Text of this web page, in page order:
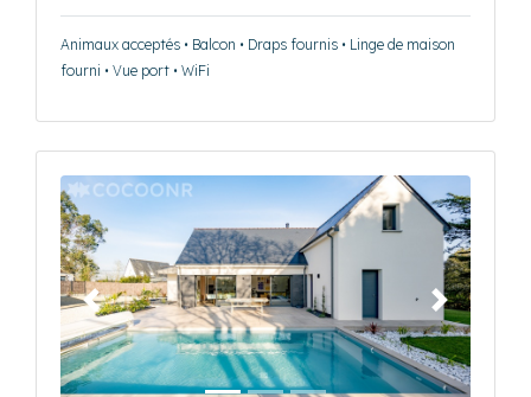
Animaux acceptés • Balcon • Draps fournis • Linge de maison
fourni • Vue port • WiFi
Précédent Suivant